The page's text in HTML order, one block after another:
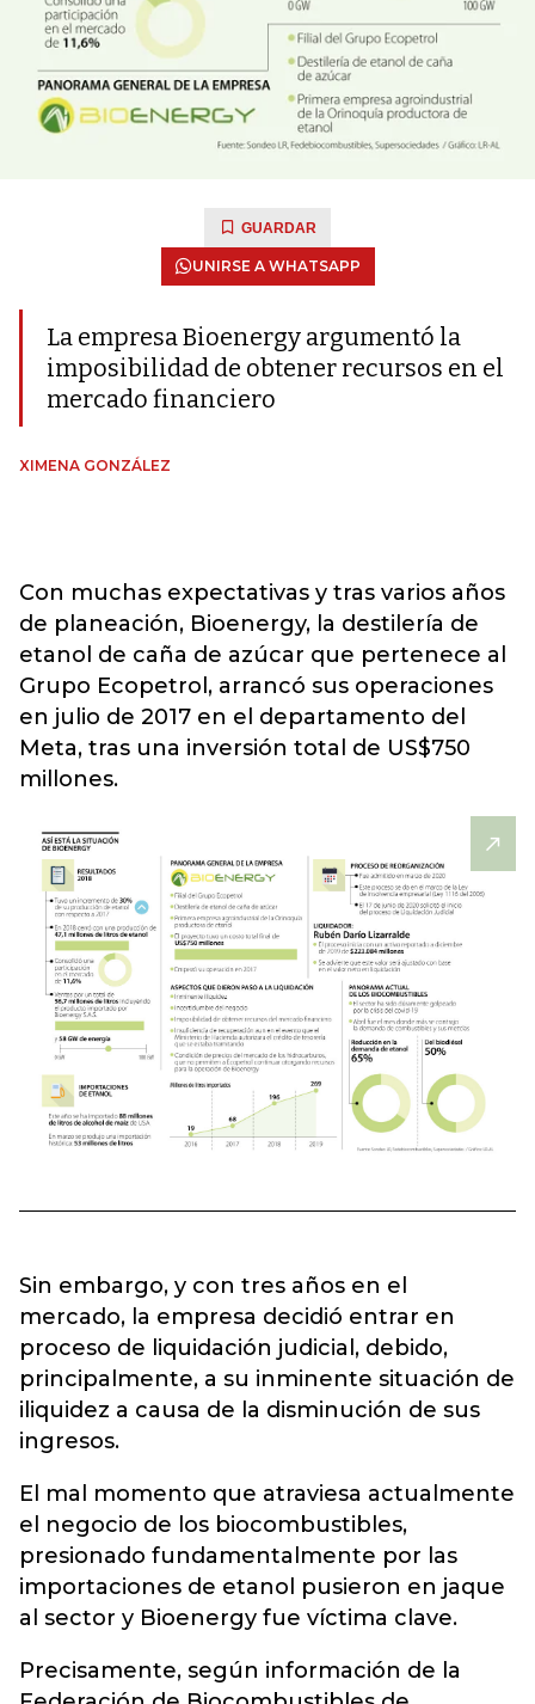
GUARDAR
UNIRSE A WHATSAPP
La empresa Bioenergy argumentó la
imposibilidad de obtener recursos en el
mercado financiero
XIMENA GONZÁLEZ
Con muchas expectativas y tras varios años
de planeación, Bioenergy, la destilería de
etanol de caña de azúcar que pertenece al
Grupo Ecopetrol, arrancó sus operaciones
en julio de 2017 en el departamento del
Meta, tras una inversión total de US$750
millones.
Sin embargo, y con tres años en el
mercado, la empresa decidió entrar en
proceso de liquidación judicial, debido,
principalmente, a su inminente situación de
iliquidez a causa de la disminución de sus
ingresos.
El mal momento que atraviesa actualmente
el negocio de los biocombustibles,
presionado fundamentalmente por las
importaciones de etanol pusieron en jaque
al sector y Bioenergy fue víctima clave.
Precisamente, según información de la